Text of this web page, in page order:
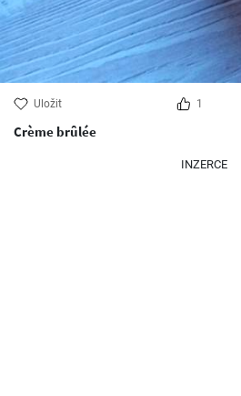
Uložit 1
Crème brûlée
INZERCE